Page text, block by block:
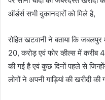
ऑर्डर्स सभी दुकानदारों को मिले है,
रोहित खटवानी ने बताया कि
20, करोड़ एवं फोर व्हील्स में करीब
की गई है एवं कुछ दिनों पहले से
लोगों ने अपनी गाड़ियां की खरीदी की